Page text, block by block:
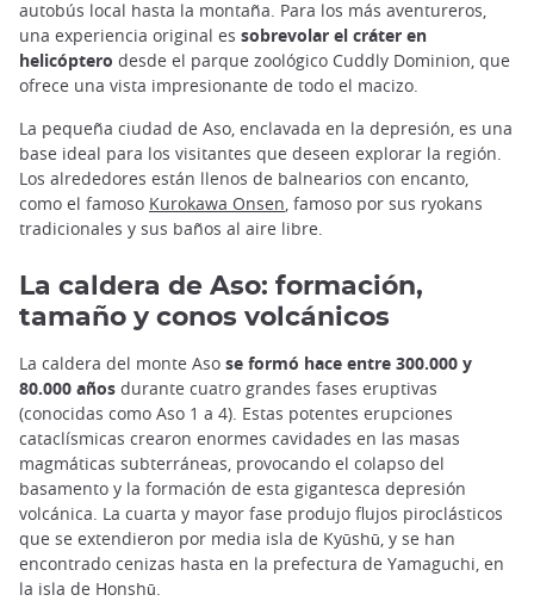
autobús local hasta la montaña. Para los más aventureros,
una experiencia original es sobrevolar el cráter en
helicóptero desde el parque zoológico Cuddly Dominion, que
ofrece una vista impresionante de todo el macizo.
La pequeña ciudad de Aso, enclavada en la depresión, es una
base ideal para los visitantes que deseen explorar la región.
Los alrededores están llenos de balnearios con encanto,
como el famoso Kurokawa Onsen , famoso por sus ryokans
tradicionales y sus baños al aire libre.
La caldera de Aso: formación,
tamaño y conos volcánicos
La caldera del monte Aso se formó hace entre 300.000 y
80.000 años durante cuatro grandes fases eruptivas
(conocidas como Aso 1 a 4). Estas potentes erupciones
cataclísmicas crearon enormes cavidades en las masas
magmáticas subterráneas, provocando el colapso del
basamento y la formación de esta gigantesca depresión
volcánica. La cuarta y mayor fase produjo flujos piroclásticos
que se extendieron por media isla de Kyūshū, y se han
encontrado cenizas hasta en la prefectura de Yamaguchi, en
la isla de Honshū.